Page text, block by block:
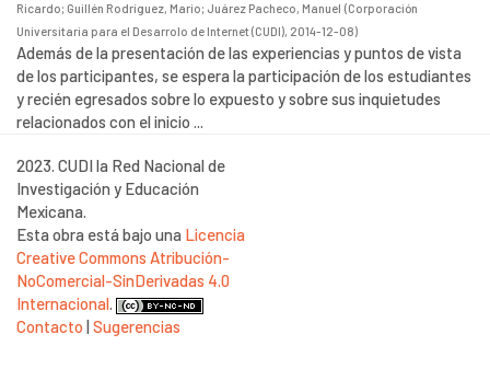
Ricardo; Guillén Rodríguez, Mario; Juárez Pacheco, Manuel (Corporación
Universitaria para el Desarrolo de Internet (CUDI), 2014-12-08)
Además de la presentación de las experiencias y puntos de vista
de los participantes, se espera la participación de los estudiantes
y recién egresados sobre lo expuesto y sobre sus inquietudes
relacionados con el inicio ...
2023. CUDI la Red Nacional de
Investigación y Educación
Mexicana.
Esta obra está bajo una Licencia
Creative Commons Atribución-
NoComercial-SinDerivadas 4.0
Internacional.
Contacto |Sugerencias